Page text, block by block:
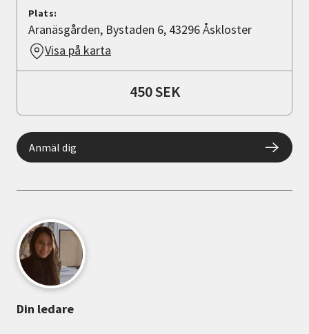
Plats:
Aranäsgården, Bystaden 6, 43296 Åskloster
Visa på karta
450 SEK
Anmäl dig
Din ledare